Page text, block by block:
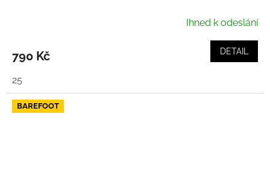
Ihned k odeslání
790 Kč DETAIL
25
BAREFOOT